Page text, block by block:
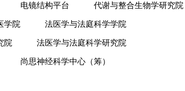
电镜结构平台 代谢与整合生物学研究院
学院 法医学与法庭科学学院
院 法医学与法庭科学研究院
尚思神经科学中心（筹）